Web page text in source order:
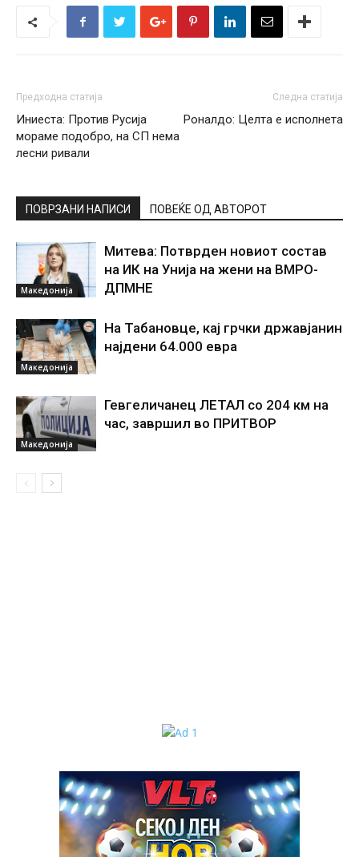
Предходна статија
Иниеста: Против Русија
мораме подобро, на СП нема
лесни ривали
Следна статија
Роналдо: Целта е исполнета
ПОВРЗАНИ НАПИСИ ПОВЕЌЕ ОД АВТОРОТ
Македонија
Митева: Потврден новиот состав
на ИК на Унија на жени на ВМРО-
ДПМНЕ
Македонија
На Табановце, кај грчки државјанин
најдени 64.000 евра
Македонија
Гевгеличанец ЛЕТАЛ со 204 км на
час, завршил во ПРИТВОР